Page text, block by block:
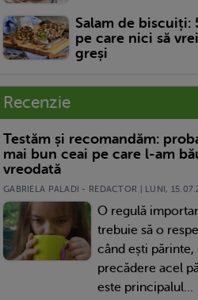
Salam de biscuiți:
pe care nici să
greși
Recenzie
Testăm și recomandăm:
mai bun ceai pe care l-am
vreodată
GABRIELA PALADI - REDACTOR | LUNI,
O regulă
trebuie să o
când ești părinte,
precădere acel
este principalul...